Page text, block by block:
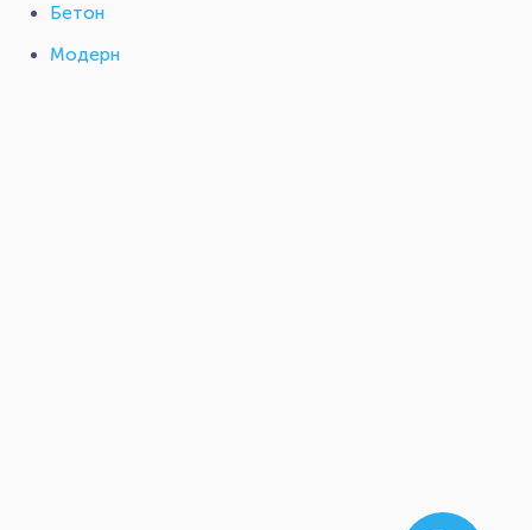
Бетон
Модерн